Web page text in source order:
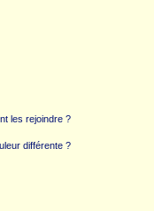
les rejoindre ?
différente ?